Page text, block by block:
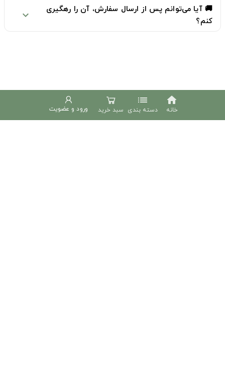
🚚 آیا می‌توانم پس از ارسال سفارش، آن را رهگیری
کنم؟
expand_more
home
خانه
list
دسته بندی سبد خرید ورود و عضویت